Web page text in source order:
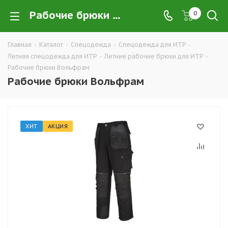
Рабочие брюки Вольфрам купить в Екатеринбурге оптом и в розницу — интернет-магазин летней рабочей одежды для ИТР и руководящего состава компании ТД УРАЛСИЗ 0
Главная - Каталог - Спецодежда - Спецодежда для ИТР -
Летняя спецодежда для ИТР - Летние рабочие брюки для ИТР -
Рабочие брюки Вольфрам
Рабочие брюки Вольфрам
ХИТ АКЦИЯ